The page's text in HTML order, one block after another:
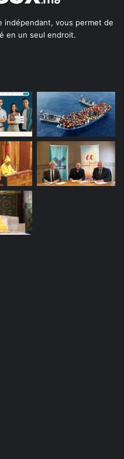
indépendant, vous permet de
en un seul endroit.